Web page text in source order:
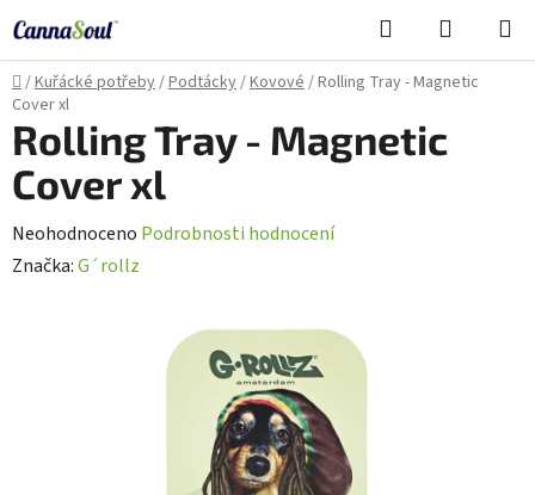
na
obsah
Hledat
KOŠÍK
Domů
/Kuřácké potřeby/Podtácky/Kovové/Rolling Tray - Magnetic
Cover xl
Rolling Tray - Magnetic
Cover xl
Průměrné
hodnocení
Neohodnoceno Podrobnosti hodnocení
Značka:G´rollz
Cannasoul Asistent